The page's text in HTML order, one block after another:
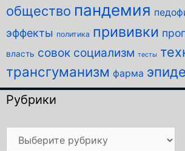
общество пандемия
эффекты политика прививки
власть совок социализм тесты
трансгуманизм фарма
Рубрики
Рубрики